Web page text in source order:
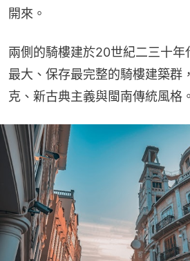
開來。
兩側的騎樓建於20世紀二三十年
最大、保存最完整的騎樓建築群
克、新古典主義與閩南傳統風格。